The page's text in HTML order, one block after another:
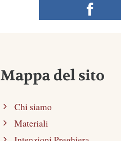
Mappa del sito
Chi siamo
Materiali